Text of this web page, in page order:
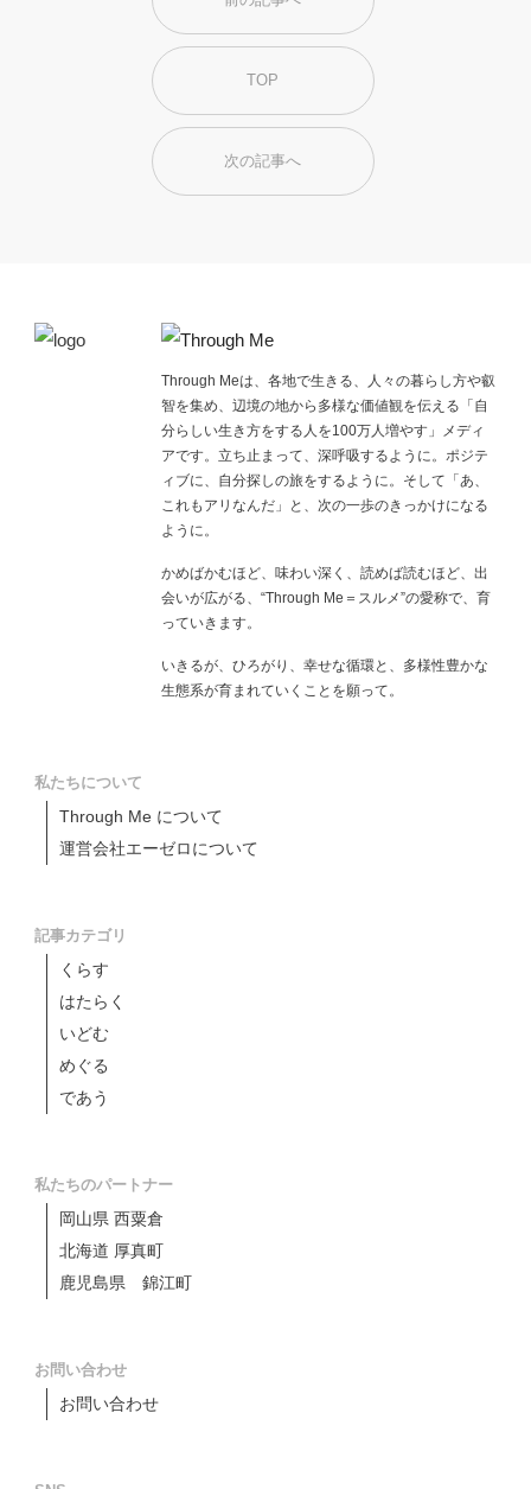
TOP
次の記事へ
Through Meは、各地で生きる、人々の暮らし方や叡
智を集め、辺境の地から多様な価値観を伝える「自
分らしい生き方をする人を100万人増やす」メディ
アです。立ち止まって、深呼吸するように。ポジテ
ィブに、自分探しの旅をするように。そして「あ、
これもアリなんだ」と、次の一歩のきっかけになる
ように。
かめばかむほど、味わい深く、読めば読むほど、出
会いが広がる、“Through Me＝スルメ”の愛称で、育
っていきます。
いきるが、ひろがり、幸せな循環と、多様性豊かな
生態系が育まれていくことを願って。
私たちについて
Through Me について
運営会社エーゼロについて
記事カテゴリ
くらす
はたらく
いどむ
めぐる
であう
私たちのパートナー
岡山県 西粟倉
北海道 厚真町
鹿児島県 錦江町
お問い合わせ
お問い合わせ